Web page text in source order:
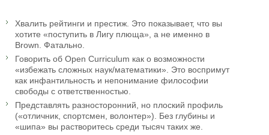
Хвалить рейтинги и престиж. Это показывает, что вы
хотите «поступить в Лигу плюща», а не именно в
Brown. Фатально.
Говорить об Open Curriculum как о возможности
«избежать сложных наук/математики». Это воспримут
как инфантильность и непонимание философии
свободы с ответственностью.
Представлять разносторонний, но плоский профиль
(«отличник, спортсмен, волонтер»). Без глубины и
«шипа» вы растворитесь среди тысяч таких же.